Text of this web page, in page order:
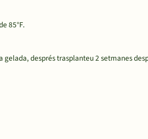
85°F.
després trasplanteu 2 setmanes